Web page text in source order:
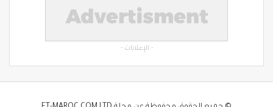
- الإعلانات -